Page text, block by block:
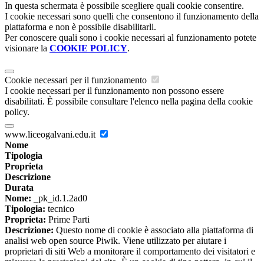
In questa schermata è possibile scegliere quali cookie consentire.
I cookie necessari sono quelli che consentono il funzionamento della
piattaforma e non è possibile disabilitarli.
Per conoscere quali sono i cookie necessari al funzionamento potete
visionare la COOKIE POLICY.
Cookie necessari per il funzionamento
I cookie necessari per il funzionamento non possono essere
disabilitati. È possibile consultare l'elenco nella pagina della cookie
policy.
www.liceogalvani.edu.it
Nome
Tipologia
Proprieta
Descrizione
Durata
Nome: _pk_id.1.2ad0
Tipologia: tecnico
Proprieta: Prime Parti
Descrizione: Questo nome di cookie è associato alla piattaforma di
analisi web open source Piwik. Viene utilizzato per aiutare i
proprietari di siti Web a monitorare il comportamento dei visitatori e